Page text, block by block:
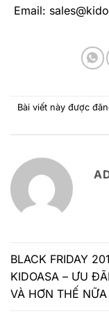
Email:
Bài viết này được
BLACK FRIDAY
KIDOASA – ƯU
VÀ HƠN THẾ NỮA